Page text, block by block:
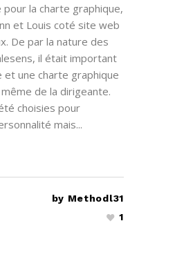
la charte graphique,
et Louis coté site web
De par la nature des
il était important
et une charte graphique
de la dirigeante.
choisies pour
mais...
by Methodl31
1